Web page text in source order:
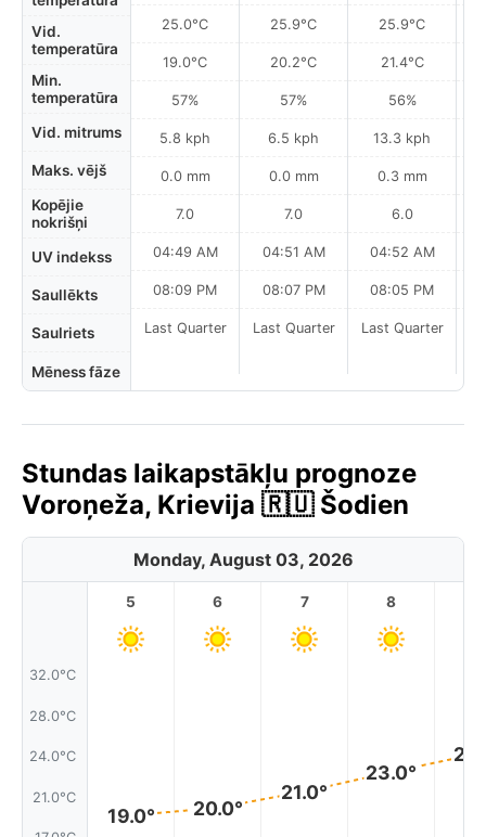
Vid.
temperatūra
Min.
temperatūra
Vid. mitrums
Maks. vējš
Kopējie
nokrišņi
UV indekss
Saullēkts
Saulriets
Mēness fāze
25.0°C
19.0°C
57%
5.8 kph
0.0 mm
7.0
04:49 AM
08:09 PM
Last Quarter
25.9°C
20.2°C
57%
6.5 kph
0.0 mm
7.0
04:51 AM
08:07 PM
Last Quarter
25.9°C
21.4°C
56%
13.3 kph
0.3 mm
6.0
04:52 AM
08:05 PM
Last Quarter
Stundas laikapstākļu prognoze
Voroņeža, Krievija 🇷🇺 Šodien
Monday, August 03, 2026
32.0°C
28.0°C
24.0°C
21.0°C
5
19.0°
6
20.0°
7
21.0°
8
23.0°